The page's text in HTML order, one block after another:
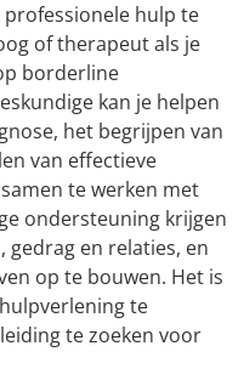
professionele hulp te
of therapeut als je
borderline
kan je helpen
het begrijpen van
van effectieve
te werken met
ondersteuning krijgen
en relaties, en
op te bouwen. Het is
te
te zoeken voor